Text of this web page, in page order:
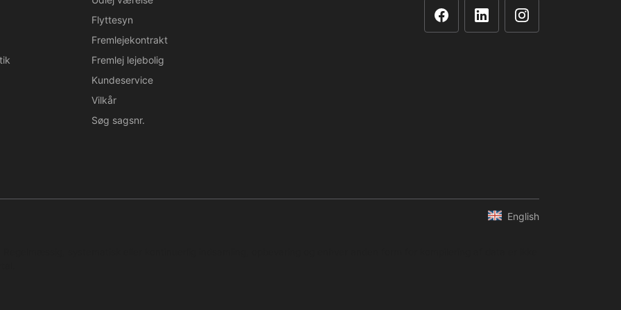
Flyttesyn
Fremlejekontrakt
Fremlej lejebolig
Kundeservice
Vilkår
Søg sagsnr.
English